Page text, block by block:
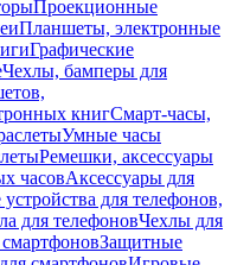
Проекционные
Планшеты, электронные
Графические
Чехлы, бамперы для
книгСмарт-часы,
Умные часы
Ремешки, аксессуары
часовАксессуары для
для телефонов,
для телефоновЧехлы для
Защитные